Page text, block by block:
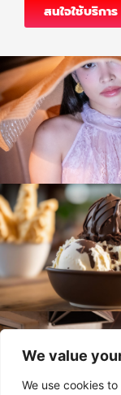
We value
We use cookies
สนใจใช้บริการ